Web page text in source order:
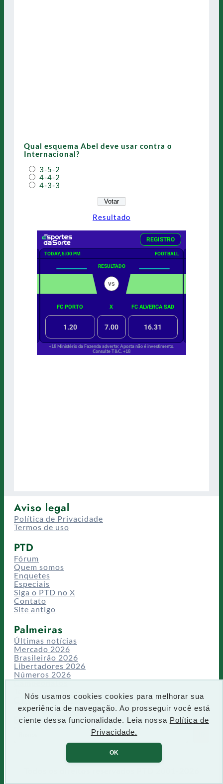
Nós usamos cookies cookies para melhorar sua
experiência de navegação. Ao prosseguir você está
ciente dessa funcionalidade. Leia nossa Política de
Privacidade.
OK
Qual esquema Abel deve usar contra o
Internacional?
3-5-2
4-4-2
4-3-3
Resultado
Aviso legal
Política de Privacidade
Termos de uso
PTD
Fórum
Quem somos
Enquetes
Especiais
Siga o PTD no X
Contato
Site antigo
Palmeiras
Últimas notícias
Mercado 2026
Brasileirão 2026
Libertadores 2026
Números 2026
Campeonatos
Temporadas
CT/Centro de Excelência
Busca
P
q
u
s